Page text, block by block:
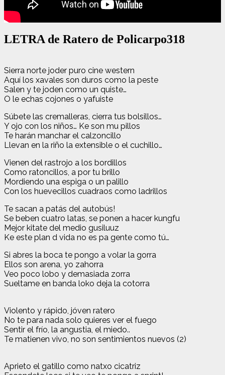
LETRA de Ratero de Policarpo318
Sierra norte joder puro cine western
Aquí los xavales son duros como la peste
Salen y te joden como un quiste…
O le echas cojones o yafuiste
Súbete las cremalleras, cierra tus bolsillos…
Y ojo con los niños… Ke son mu pillos
Te harán manchar el calzoncillo
Llevan en la riño la extensible o el cuchillo…
Vienen del rastrojo a los bordillos
Como ratoncillos, a por tu brillo
Mordiendo una espiga o un palillo
Con los huevecillos cuadraos como ladrillos
Te sacan a patás del autobús!
Se beben cuatro latas, se ponen a hacer kungfu
Mejor kitate del medio gusiluuz
Ke este plan d vida no es pa gente como tú…
Si abres la boca te pongo a volar la gorra
Ellos son arena, yo zahorra
Veo poco lobo y demasiada zorra
Sueltame en banda loko deja la cotorra
Violento y rápido, jóven ratero
No te para nada solo quieres ver el fuego
Sentir el frío, la angustia, el miedo..
Te matienen vivo, no son sentimientos nuevos (2)
Aprieto el gatillo como natxo cicatriz